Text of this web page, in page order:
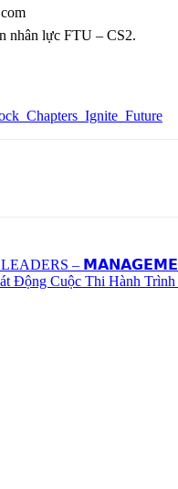
nhân lực FTU – CS2.
LEADERS –
Động Cuộc Thi Hành